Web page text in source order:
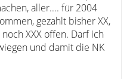
aller.... für 2004
gezahlt bisher XX,
XXX offen. Darf ich
und damit die NK